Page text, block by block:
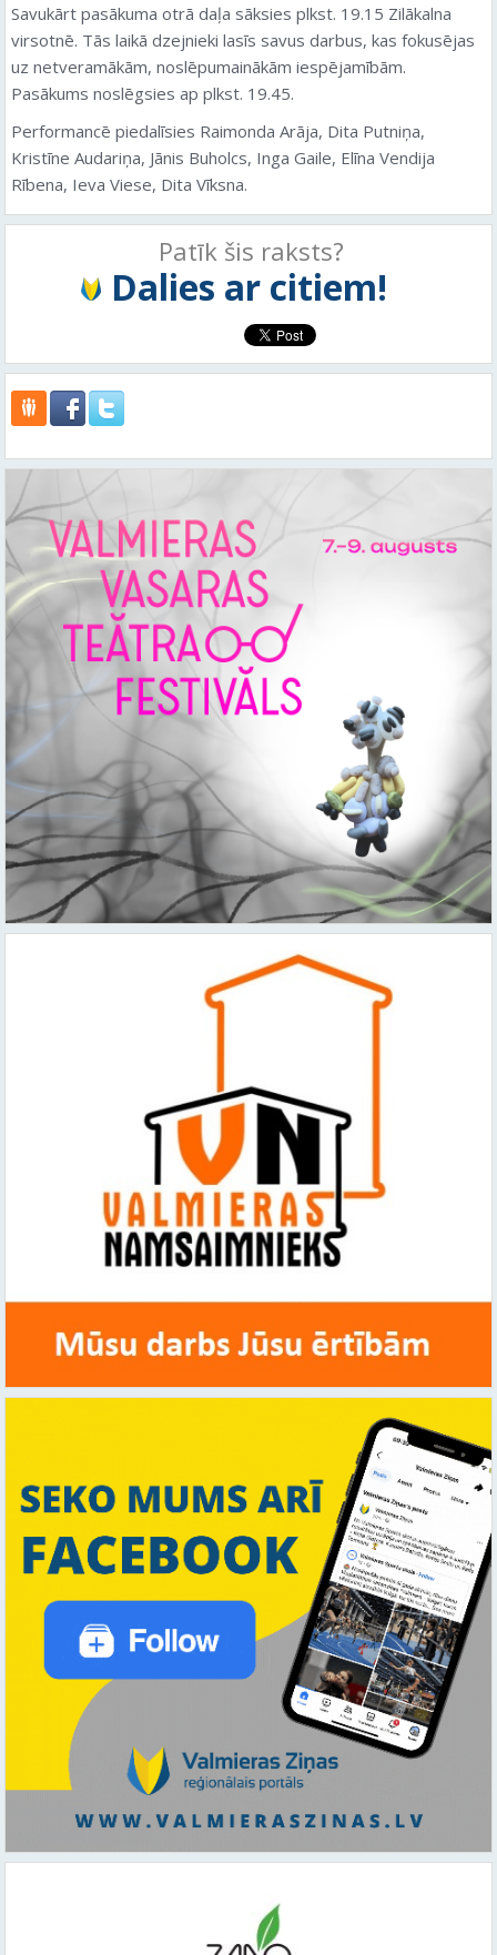
Savukārt pasākuma otrā daļa sāksies plkst. 19.15 Zilākalna
virsotnē. Tās laikā dzejnieki lasīs savus darbus, kas fokusējas
uz netveramākām, noslēpumainākām iespējamībām.
Pasākums noslēgsies ap plkst. 19.45.
Performancē piedalīsies Raimonda Arāja, Dita Putniņa,
Kristīne Audariņa, Jānis Buholcs, Inga Gaile, Elīna Vendija
Rībena, Ieva Viese, Dita Vīksna.
Patīk šis raksts?
Dalies ar citiem!